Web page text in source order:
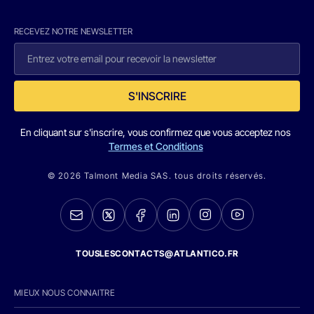
RECEVEZ NOTRE NEWSLETTER
S'INSCRIRE
En cliquant sur s'inscrire, vous confirmez que vous acceptez nos
Termes et Conditions
© 2026 Talmont Media SAS. tous droits réservés.
TOUSLESCONTACTS@ATLANTICO.FR
MIEUX NOUS CONNAITRE